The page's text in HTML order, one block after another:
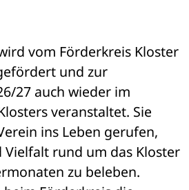
vom Förderkreis Kloster
und zur
27 auch wieder im
veranstaltet. Sie
ins Leben gerufen,
rund um das Kloster
zu beleben.